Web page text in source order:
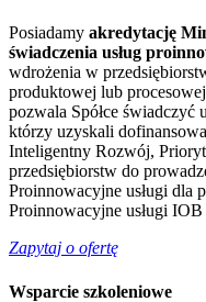
Posiadamy akredytację
świadczenia usług
wdrożenia w
produktowej lub
pozwala Spółce świadczyć
którzy uzyskali
Inteligentny Rozwój,
przedsiębiorstw do
Proinnowacyjne usługi dla
Proinnowacyjne usługi
Zapytaj o ofertę
Wsparcie szkoleniowe